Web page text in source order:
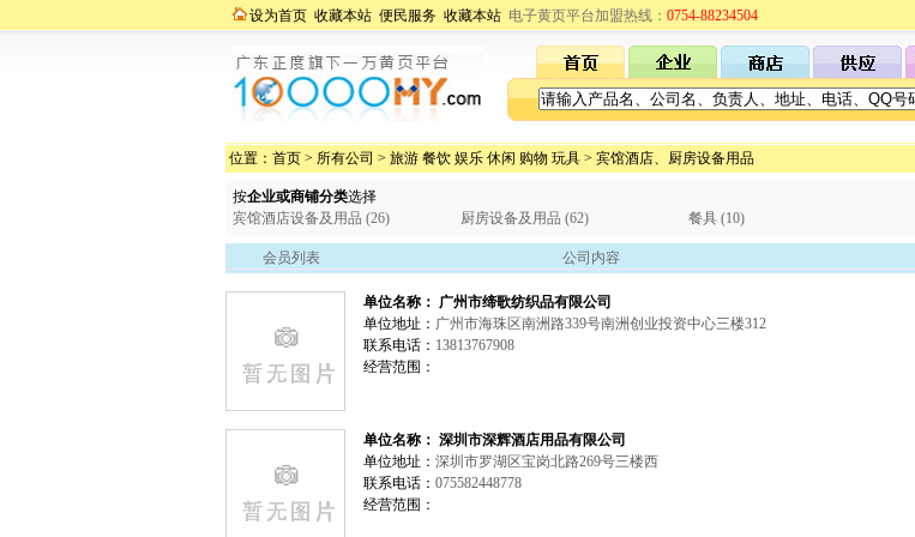
设为首页 收藏本站 便民服务 收藏本站 电子黄页平台加盟热线： 0754-88234504
位置： 首页 > 所有公司 > 旅游 餐饮 娱乐 休闲 购物 玩具 > 宾馆酒店、厨房设备用品
按企业或商铺分类选择
宾馆酒店设备及用品 (26)
厨房设备及用品 (62) 餐具 (10)
会员列表 公司内容
单位名称： 广州市缔歌纺织品有限公司
单位地址： 广州市海珠区南洲路339号南洲创业投资中心三楼312
联系电话： 13813767908
经营范围：
单位名称： 深圳市深辉酒店用品有限公司
单位地址： 深圳市罗湖区宝岗北路269号三楼西
联系电话： 075582448778
经营范围：